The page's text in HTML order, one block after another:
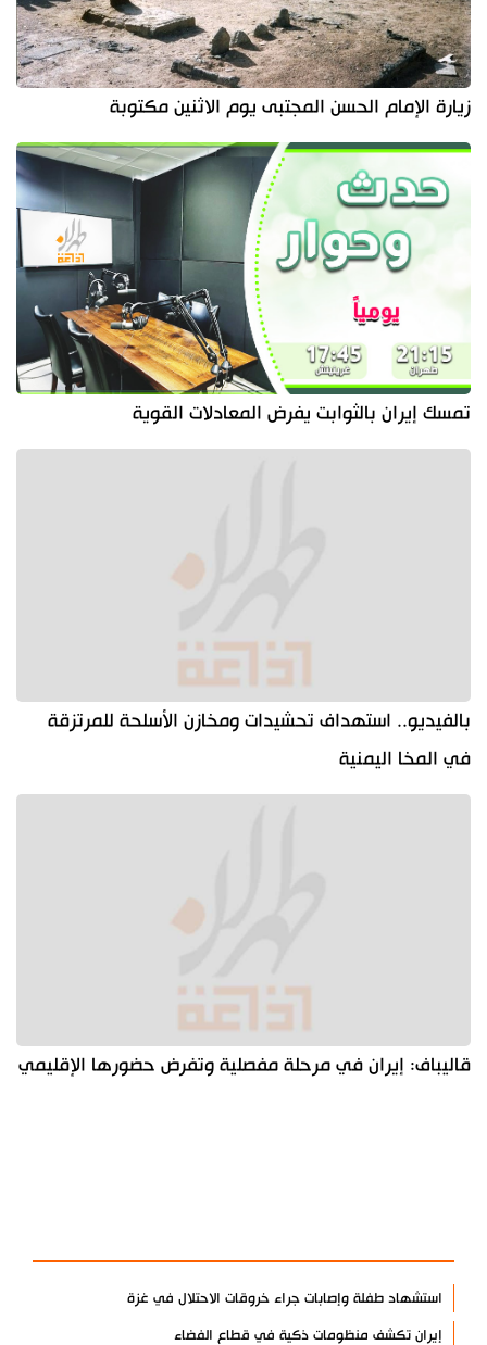
زيارة الإمام الحسن المجتبى يوم الاثنين مكتوبة
تمسك إيران بالثوابت يفرض المعادلات القوية
بالفيديو.. استهداف تحشيدات ومخازن الأسلحة للمرتزقة
في المخا اليمنية
قاليباف: إيران في مرحلة مفصلية وتفرض حضورها الإقليمي
استشهاد طفلة وإصابات جراء خروقات الاحتلال في غزة
إيران تكشف منظومات ذكية في قطاع الفضاء